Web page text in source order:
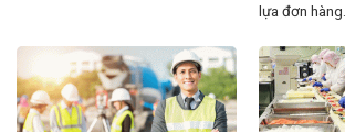
lựa đơn hàng...